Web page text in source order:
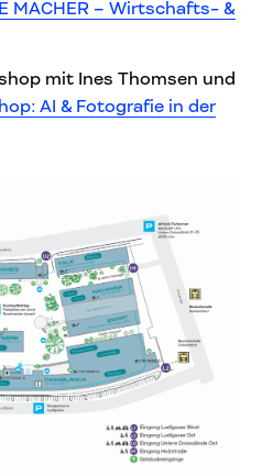
MACHER – Wirtschafts- &
mit Ines Thomsen und
AI & Fotografie in der